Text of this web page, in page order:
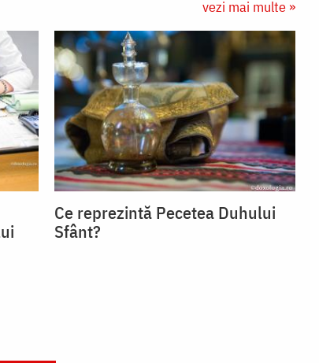
vezi mai multe »
Ce reprezintă Pecetea Duhului
Sfânt?